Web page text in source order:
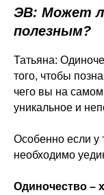
ЭВ: Может
полезным?
Татьяна:
того, чтобы
чего вы на самом
уникальное и
Особенно если
необходимо
Одиночество –